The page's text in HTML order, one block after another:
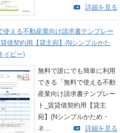
詳細を見る
使える不動産業向け請求書テンプレー
貸借契約用【貸主宛】(Nシンプルかた
イビー)
無料で誰にでも簡単に利用
できる「無料で使える不動
産業向け請求書テンプレー
ト_賃貸借契約用【貸主
宛】(Nシンプルかため・
ネ...
詳細を見る